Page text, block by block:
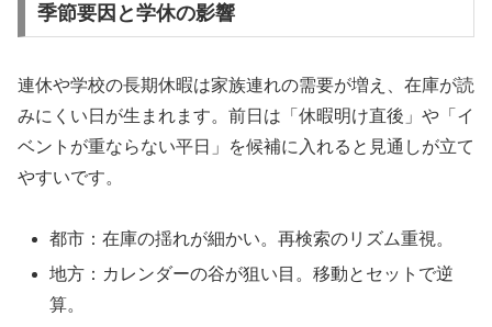
季節要因と学休の影響
連休や学校の長期休暇は家族連れの需要が増え、在庫が読
みにくい日が生まれます。前日は「休暇明け直後」や「イ
ベントが重ならない平日」を候補に入れると見通しが立て
やすいです。
都市：在庫の揺れが細かい。再検索のリズム重視。
地方：カレンダーの谷が狙い目。移動とセットで逆
算。